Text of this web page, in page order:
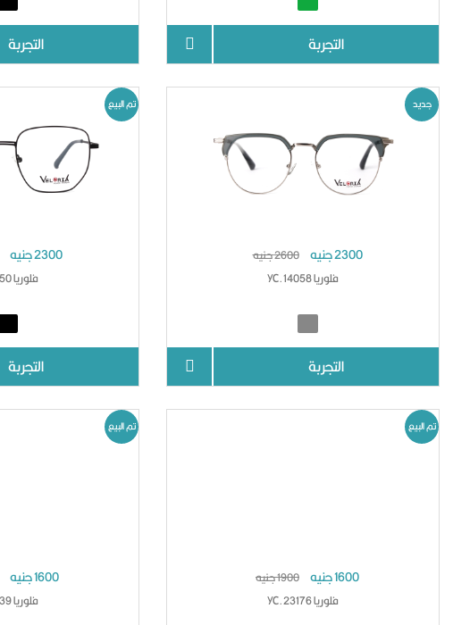
التجربة التجربة
2300 جنيه
2600 جنيه
فلوريا YC.14058
التجربة
جديد
2300 جنيه
فلوريا YC.12050
التجربة
تم البيع
1600 جنيه
1900 جنيه
فلوريا YC.23176
تم البيع
1600 جنيه
فلوريا YC.12039
تم البيع